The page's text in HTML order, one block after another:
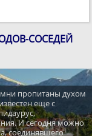
СОСЕДЕЙ
пропитаны духом
еще с
И сегодня можно
соединявшего